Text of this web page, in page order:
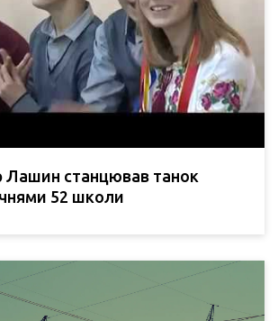
Лашин станцював танок
52 школи